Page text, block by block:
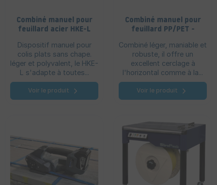
Combiné manuel pour
feuillard acier HKE-L
Dispositif manuel pour
colis plats sans chape.
léger et polyvalent, le HKE-
L s'adapte à toutes...
Voir le produit
Combiné manuel pour
feuillard PP/PET -
Combiné léger, maniable et
robuste, il offre un
excellent cerclage à
l'horizontal comme à la...
Voir le produit